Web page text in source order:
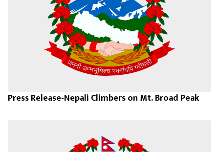
Press Release-Nepali Climbers on Mt. Broad Peak